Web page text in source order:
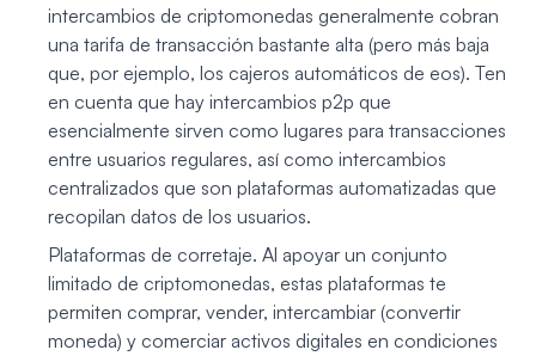
intercambios de criptomonedas generalmente cobran
una tarifa de transacción bastante alta (pero más baja
que, por ejemplo, los cajeros automáticos de eos). Ten
en cuenta que hay intercambios p2p que
esencialmente sirven como lugares para transacciones
entre usuarios regulares, así como intercambios
centralizados que son plataformas automatizadas que
recopilan datos de los usuarios.
Plataformas de corretaje. Al apoyar un conjunto
limitado de criptomonedas, estas plataformas te
permiten comprar, vender, intercambiar (convertir
moneda) y comerciar activos digitales en condiciones